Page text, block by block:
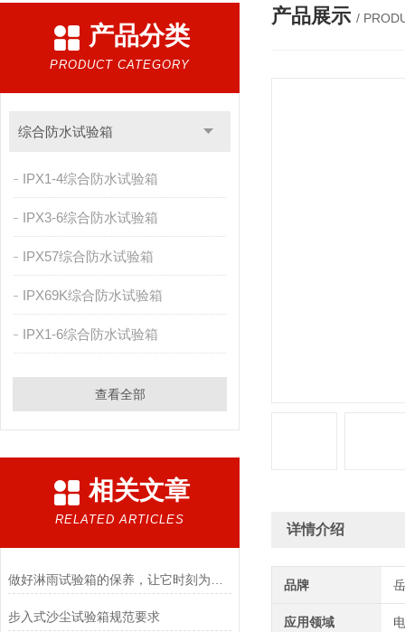
产品分类
PRODUCT CATEGORY
综合防水试验箱
IPX1-4综合防水试验箱
IPX3-6综合防水试验箱
IPX57综合防水试验箱
IPX69K综合防水试验箱
IPX1-6综合防水试验箱
查看全部
相关文章
RELATED ARTICLES
步入式沙尘试验箱规范要求
产品展示 /
详情介绍
品牌
应用领域